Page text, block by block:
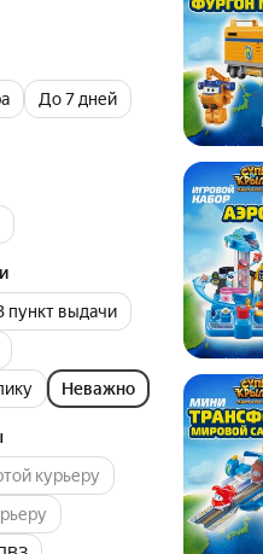
До 7 дней
пункт выдачи
Неважно
курьеру